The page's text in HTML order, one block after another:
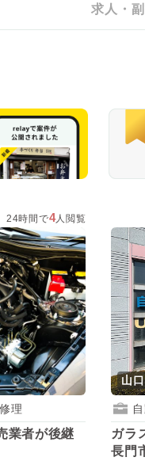
求人・
24時間で4人閲覧
理
山
ガラ
長門